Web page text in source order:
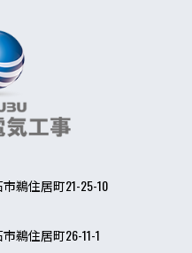
鵜住居町21-25-10
鵜住居町26-11-1